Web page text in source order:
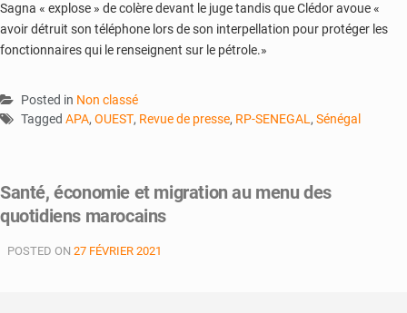
Sagna « explose » de colère devant le juge tandis que Clédor avoue «
avoir détruit son téléphone lors de son interpellation pour protéger les
fonctionnaires qui le renseignent sur le pétrole.»
Posted in Non classé
Tagged APA, OUEST, Revue de presse, RP-SENEGAL , Sénégal
Santé, économie et migration au menu des
quotidiens marocains
POSTED ON 27 FÉVRIER 2021